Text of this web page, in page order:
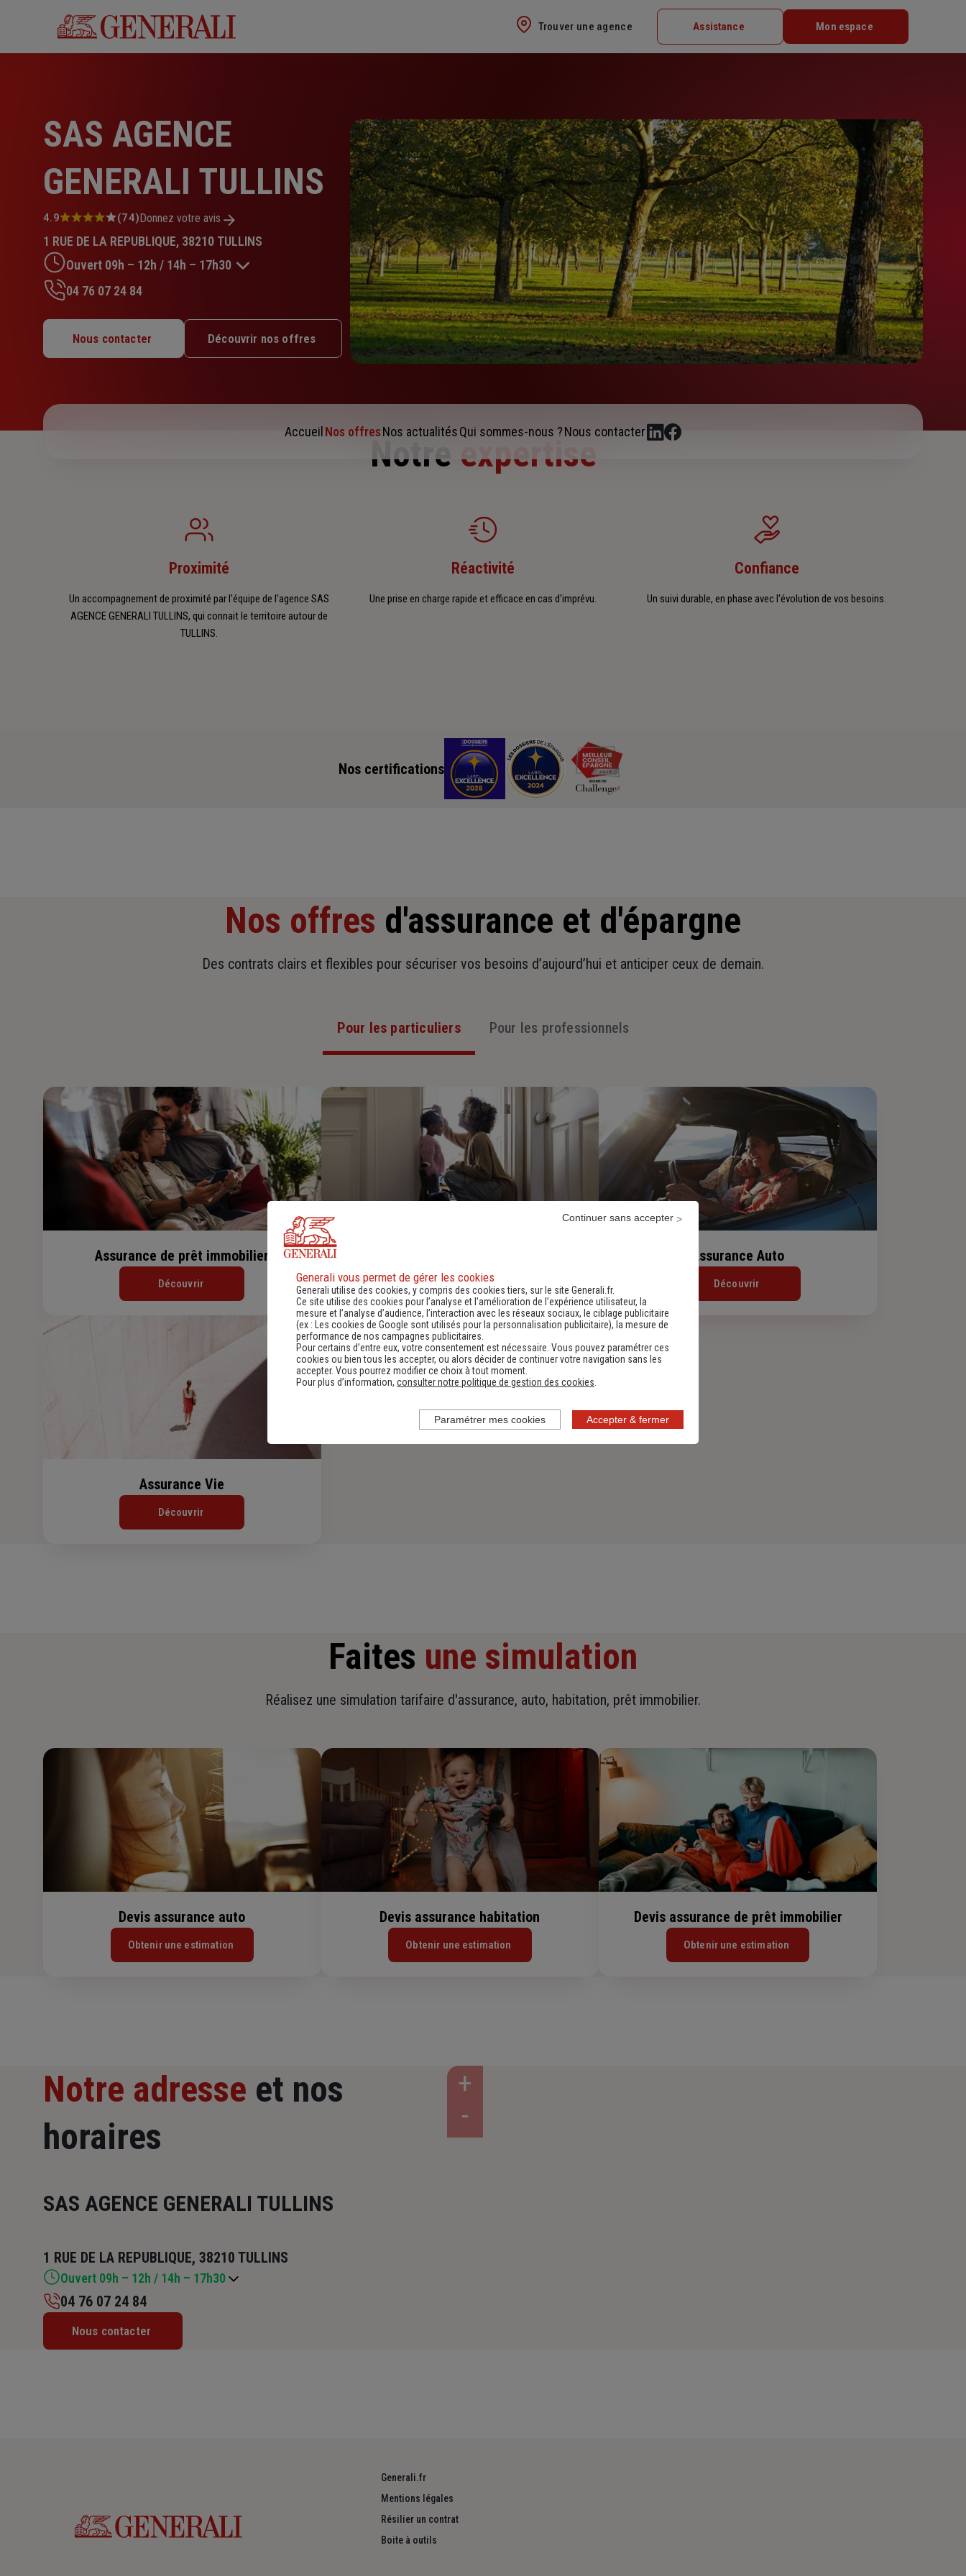
Trouver une agence Assistance Mon espace
SAS AGENCE
GENERALI TULLINS
Note
4.9
sur
5
étoiles
4.9 (74)Donnez votre avis
1 RUE DE LA REPUBLIQUE, 38210 TULLINS
Ouvert 09h – 12h / 14h – 17h30
Mardi : 09h – 12h / 14h – 17h30
Mercredi : 09h – 12h / 14h – 17h30
Jeudi : 09h – 12h / 14h – 17h30
04 76 07 24 84
Nous contacter Découvrir nos offres
Accueil Nos offresNos actualitésQui sommes-nous ?Nous contacter
Notre expertise
Proximité
Un accompagnement de proximité par l'équipe de l'agence SAS
AGENCE GENERALI TULLINS, qui connait le territoire autour de
TULLINS.
Réactivité
Une prise en charge rapide et efficace en cas d'imprévu.
Confiance
Un suivi durable, en phase avec l'évolution de vos besoins.
Nos certifications
Nos offres d'assurance et d'épargne
Des contrats clairs et flexibles pour sécuriser vos besoins d’aujourd’hui et anticiper ceux de demain.
Pour les particuliers Pour les professionnels
Assurance de prêt immobilier
Découvrir Découvrir
Assurance Auto
Découvrir
Assurance Vie
Découvrir
Faites une simulation
Réalisez une simulation tarifaire d'assurance, auto, habitation, prêt immobilier.
Devis assurance auto
Obtenir une estimation
Devis assurance habitation
Obtenir une estimation
Devis assurance de prêt immobilier
Obtenir une estimation
Notre adresse et nos
horaires
SAS AGENCE GENERALI TULLINS
1 RUE DE LA REPUBLIQUE, 38210 TULLINS
Ouvert 09h – 12h / 14h – 17h30
Mardi : 09h – 12h / 14h – 17h30
04 76 07 24 84
Nous contacter
Generali.fr
Mentions légales
Résilier un contrat
Boite à outils
Generali vous permet de gérer les cookies
Generali utilise des cookies, y compris des cookies tiers, sur le site Generali.fr.
Ce site utilise des cookies pour l’analyse et l'amélioration de l’expérience utilisateur, la
mesure et l’analyse d’audience, l’interaction avec les réseaux sociaux, le ciblage publicitaire
(ex :
Les cookies de Google sont utilisés pour la personnalisation publicitaire), la mesure de
performance de nos campagnes publicitaires.
Pour certains d’entre eux, votre consentement est nécessaire. Vous pouvez paramétrer ces
cookies ou bien tous les accepter, ou alors décider de continuer votre navigation sans les
accepter. Vous pourrez modifier ce choix à tout moment.
Pour plus d’information, consulter notre politique de gestion des cookies
Accepter & fermer
Continuer sans accepter
Paramétrer mes cookies